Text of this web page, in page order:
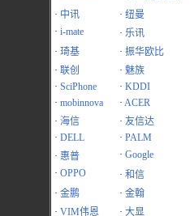
· 中讯 · 纽曼
· i-mate · 乐讯
· 琦基 · 振华欧比
· 联创 · 魅族
· SciPhone · KDDI
· mobinnova · ACER
· 海信 · 友信达
· DELL · PALM
· 惠普 · Google
· OPPO · 和信
· 金鹏 · 金翰
· VIM伟恩 · 大显